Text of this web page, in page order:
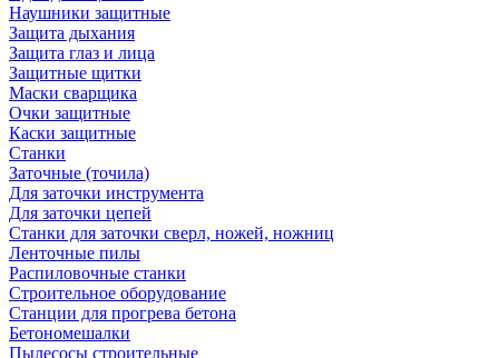
Наушники защитные
Защита дыхания
Защита глаз и лица
Защитные щитки
Маски сварщика
Очки защитные
Каски защитные
Станки
Заточные (точила)
Для заточки инструмента
Для заточки цепей
Станки для заточки сверл, ножей, ножниц
Ленточные пилы
Распиловочные станки
Строительное оборудование
Станции для прогрева бетона
Бетономешалки
Пылесосы строительные